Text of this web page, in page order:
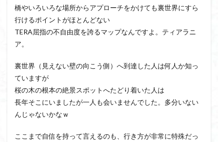
橋やいろいろな場所からアプローチをかけても裏世界にすら
行けるポイントがほとんどない
TERA屈指の不自由度を誇るマップなんですよ。ティアラニ
ア。
裏世界（見えない壁の向こう側）へ到達した人は何人か知っ
ていますが
桜の木の根本の絶景スポットへたどり着いた人は
長年そこにいましたが一人も会いませんでした。多分いない
んじゃないかなｗ
ここまで自信を持って言えるのも、行き方が非常に特殊だっ